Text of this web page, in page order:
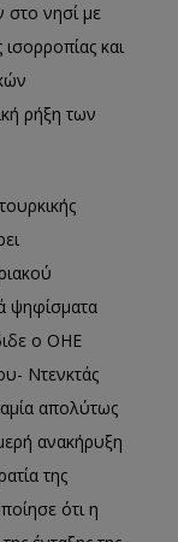
στο νησί με
και
ρήξη των
ψηφίσματα
ο ΟΗΕ
Ντενκτάς
απολύτως
ανακήρυξη
της
ότι η